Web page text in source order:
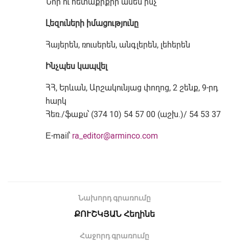
Լեզուների իմացությունը
Հայերեն, ռուսերեն, անգլերեն, լեհերեն
Ինչպես կապվել
ՀՀ, Երևան, Արշակունյաց փողոց, 2 շենք, 9-րդ
հարկ
Հեռ./ֆաքս՝ (374 10) 54 57 00 (աշխ.)/ 54 53 37
Е-mail՝ ra_editor@arminco.com
Նախորդ գրառումը
ՔՈՒՇԿՅԱՆ Հեղինե
Հաջորդ գրառումը